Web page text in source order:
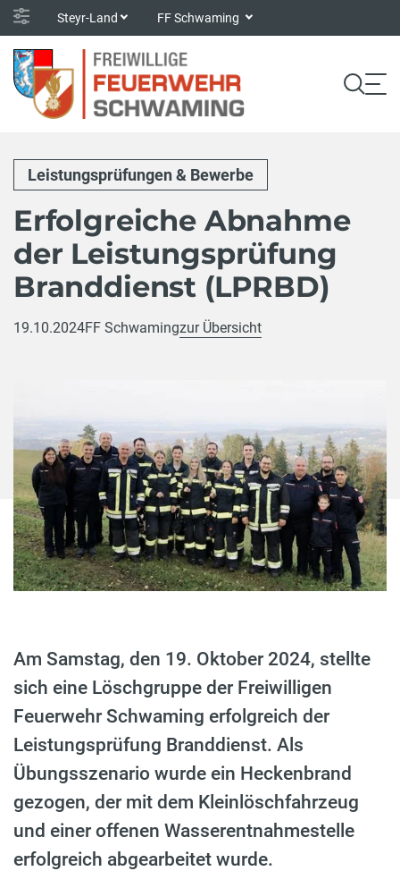
Steyr-Land FF Schwaming
Leistungsprüfungen & Bewerbe
Erfolgreiche Abnahme
der Leistungsprüfung
Branddienst (LPRBD)
19.10.2024FF Schwamingzur Übersicht
Am Samstag, den 19. Oktober 2024, stellte
sich eine Löschgruppe der Freiwilligen
Feuerwehr Schwaming erfolgreich der
Leistungsprüfung Branddienst. Als
Übungsszenario wurde ein Heckenbrand
gezogen, der mit dem Kleinlöschfahrzeug
und einer offenen Wasserentnahmestelle
erfolgreich abgearbeitet wurde.